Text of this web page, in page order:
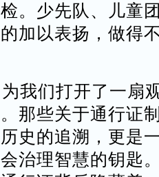
。少先队、儿童
加以表扬，做得
我们打开了一扇
那些关于通行证
史的追溯，更是
治理智慧的钥匙